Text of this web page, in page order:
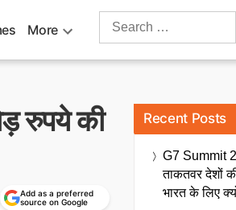
More
Search
रुपये की
Add as a preferred
source on Google
Recent Posts
G7 Summit
ताकतवर देशों
भारत के लिए